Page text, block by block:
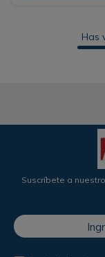
Has
Suscríbete a